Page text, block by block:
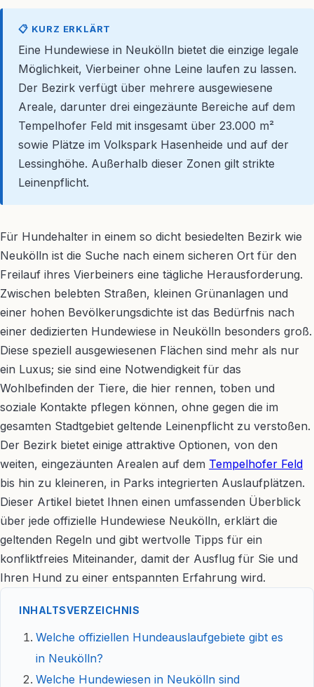
📋 KURZ ERKLÄRT
Eine Hundewiese in Neukölln bietet die einzige legale
Möglichkeit, Vierbeiner ohne Leine laufen zu lassen.
Der Bezirk verfügt über mehrere ausgewiesene
Areale, darunter drei eingezäunte Bereiche auf dem
Tempelhofer Feld mit insgesamt über 23.000 m²
sowie Plätze im Volkspark Hasenheide und auf der
Lessinghöhe. Außerhalb dieser Zonen gilt strikte
Leinenpflicht.
Für Hundehalter in einem so dicht besiedelten Bezirk wie
Neukölln ist die Suche nach einem sicheren Ort für den
Freilauf ihres Vierbeiners eine tägliche Herausforderung.
Zwischen belebten Straßen, kleinen Grünanlagen und
einer hohen Bevölkerungsdichte ist das Bedürfnis nach
einer dedizierten Hundewiese in Neukölln besonders groß.
Diese speziell ausgewiesenen Flächen sind mehr als nur
ein Luxus; sie sind eine Notwendigkeit für das
Wohlbefinden der Tiere, die hier rennen, toben und
soziale Kontakte pflegen können, ohne gegen die im
gesamten Stadtgebiet geltende Leinenpflicht zu verstoßen.
Der Bezirk bietet einige attraktive Optionen, von den
weiten, eingezäunten Arealen auf dem Tempelhofer Feld
bis hin zu kleineren, in Parks integrierten Auslaufplätzen.
Dieser Artikel bietet Ihnen einen umfassenden Überblick
über jede offizielle Hundewiese Neukölln, erklärt die
geltenden Regeln und gibt wertvolle Tipps für ein
konfliktfreies Miteinander, damit der Ausflug für Sie und
Ihren Hund zu einer entspannten Erfahrung wird.
INHALTSVERZEICHNIS
Welche offiziellen Hundeauslaufgebiete gibt es
in Neukölln?
Welche Hundewiesen in Neukölln sind